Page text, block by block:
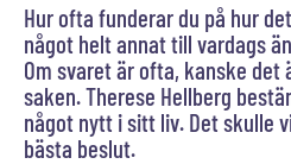
Hur ofta funderar du på hur
något helt annat till vardags
Om svaret är ofta, kanske
saken. Therese Hellberg
något nytt i sitt liv. Det skulle
bästa beslut.